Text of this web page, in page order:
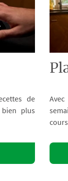
de
plus